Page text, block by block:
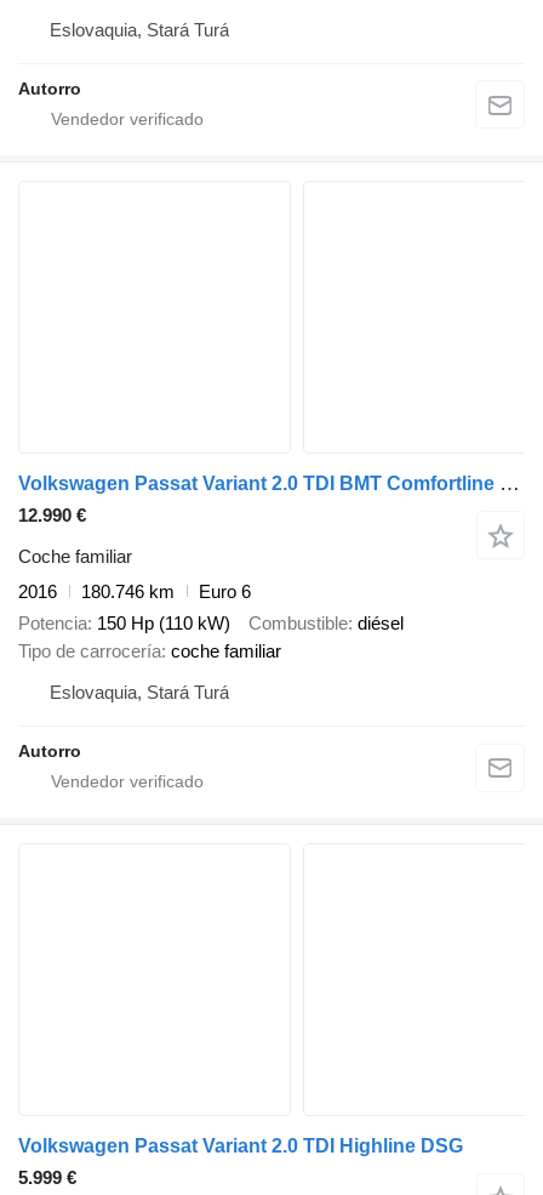
Eslovaquia, Stará Turá
Autorro
Volkswagen Passat Variant 2.0 TDI BMT Comfortline DSG
12.990 €
Coche familiar
2016
180.746 km
Euro 6
Potencia 150 Hp (110 kW) Combustible diésel
Tipo de carrocería coche familiar
Eslovaquia, Stará Turá
Autorro
Volkswagen Passat Variant 2.0 TDI Highline DSG
5.999 €